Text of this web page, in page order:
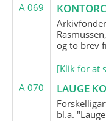
A 069
og to brev
[Klik for at
A 070
LAUGE
bl.a.